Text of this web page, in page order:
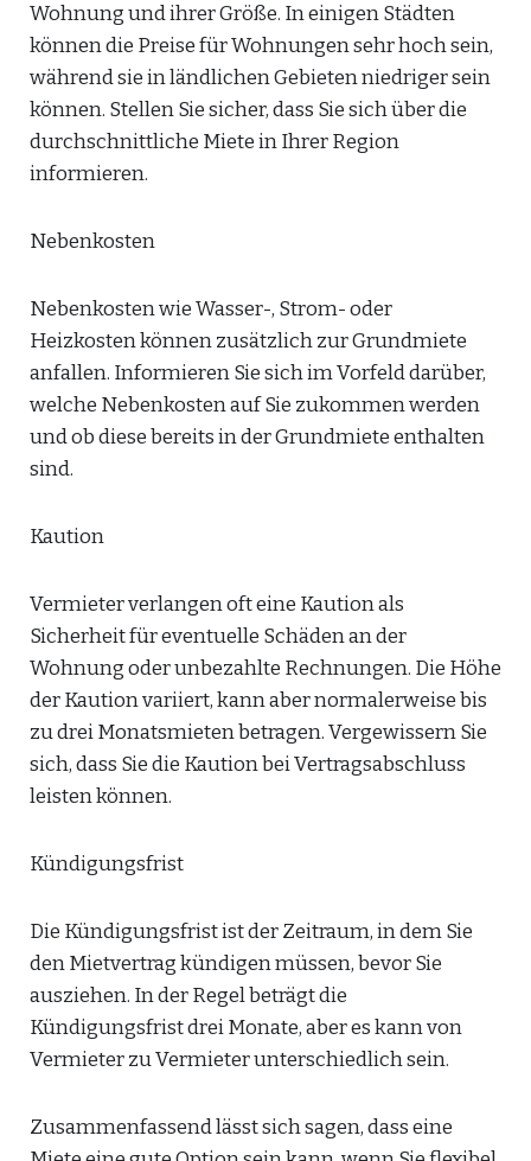
Wohnung und ihrer Größe. In einigen Städten
können die Preise für Wohnungen sehr hoch sein,
während sie in ländlichen Gebieten niedriger sein
können. Stellen Sie sicher, dass Sie sich über die
durchschnittliche Miete in Ihrer Region
informieren.
Nebenkosten
Nebenkosten wie Wasser-, Strom- oder
Heizkosten können zusätzlich zur Grundmiete
anfallen. Informieren Sie sich im Vorfeld darüber,
welche Nebenkosten auf Sie zukommen werden
und ob diese bereits in der Grundmiete enthalten
sind.
Kaution
Vermieter verlangen oft eine Kaution als
Sicherheit für eventuelle Schäden an der
Wohnung oder unbezahlte Rechnungen. Die Höhe
der Kaution variiert, kann aber normalerweise bis
zu drei Monatsmieten betragen. Vergewissern Sie
sich, dass Sie die Kaution bei Vertragsabschluss
leisten können.
Kündigungsfrist
Die Kündigungsfrist ist der Zeitraum, in dem Sie
den Mietvertrag kündigen müssen, bevor Sie
ausziehen. In der Regel beträgt die
Kündigungsfrist drei Monate, aber es kann von
Vermieter zu Vermieter unterschiedlich sein.
Zusammenfassend lässt sich sagen, dass eine